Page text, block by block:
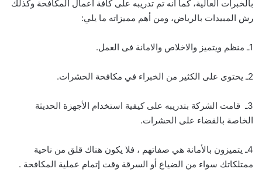
بالخبرات العالية، كما أنه تم تدريبه على كافة أعمال المكافحة وكذلك
رش المبيدات بالرياض، ومن أهم مميزاته ما يلي:
1ـ منظم ويتميز والاخلاص والامانة فى العمل.
2ـ يحتوى على الكثير من الخبراء في مكافحة الحشرات.
3ـ قامت الشركة بتدريبه على كيفية استخدام الأجهزة الحديثة
الخاصة بالقضاء على الحشرات.
4ـ يتميزون بالأمانة هي صفاتهم ، فلا يكون هناك قلق من ناحية
ممتلكاتك سواء من الضياع أو السرقة وقت إتمام عملية المكافحة .